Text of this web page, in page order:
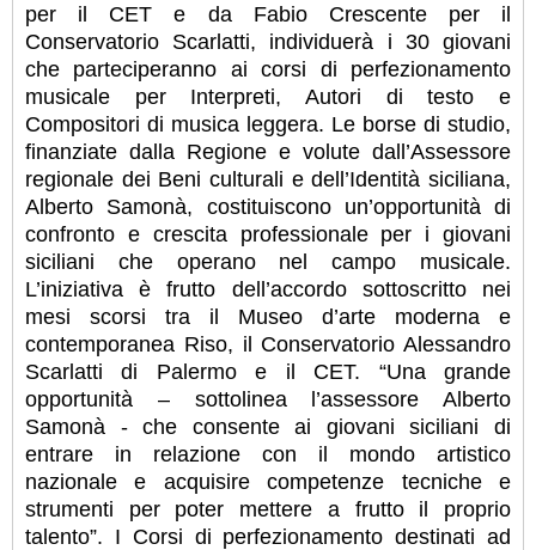
per il CET e da Fabio Crescente per il
Conservatorio Scarlatti, individuerà i 30 giovani
che parteciperanno ai corsi di perfezionamento
musicale per Interpreti, Autori di testo e
Compositori di musica leggera. Le borse di studio,
finanziate dalla Regione e volute dall’Assessore
regionale dei Beni culturali e dell’Identità siciliana,
Alberto Samonà, costituiscono un’opportunità di
confronto e crescita professionale per i giovani
siciliani che operano nel campo musicale.
L’iniziativa è frutto dell’accordo sottoscritto nei
mesi scorsi tra il Museo d’arte moderna e
contemporanea Riso, il Conservatorio Alessandro
Scarlatti di Palermo e il CET. “Una grande
opportunità – sottolinea l’assessore Alberto
Samonà - che consente ai giovani siciliani di
entrare in relazione con il mondo artistico
nazionale e acquisire competenze tecniche e
strumenti per poter mettere a frutto il proprio
talento”. I Corsi di perfezionamento destinati ad